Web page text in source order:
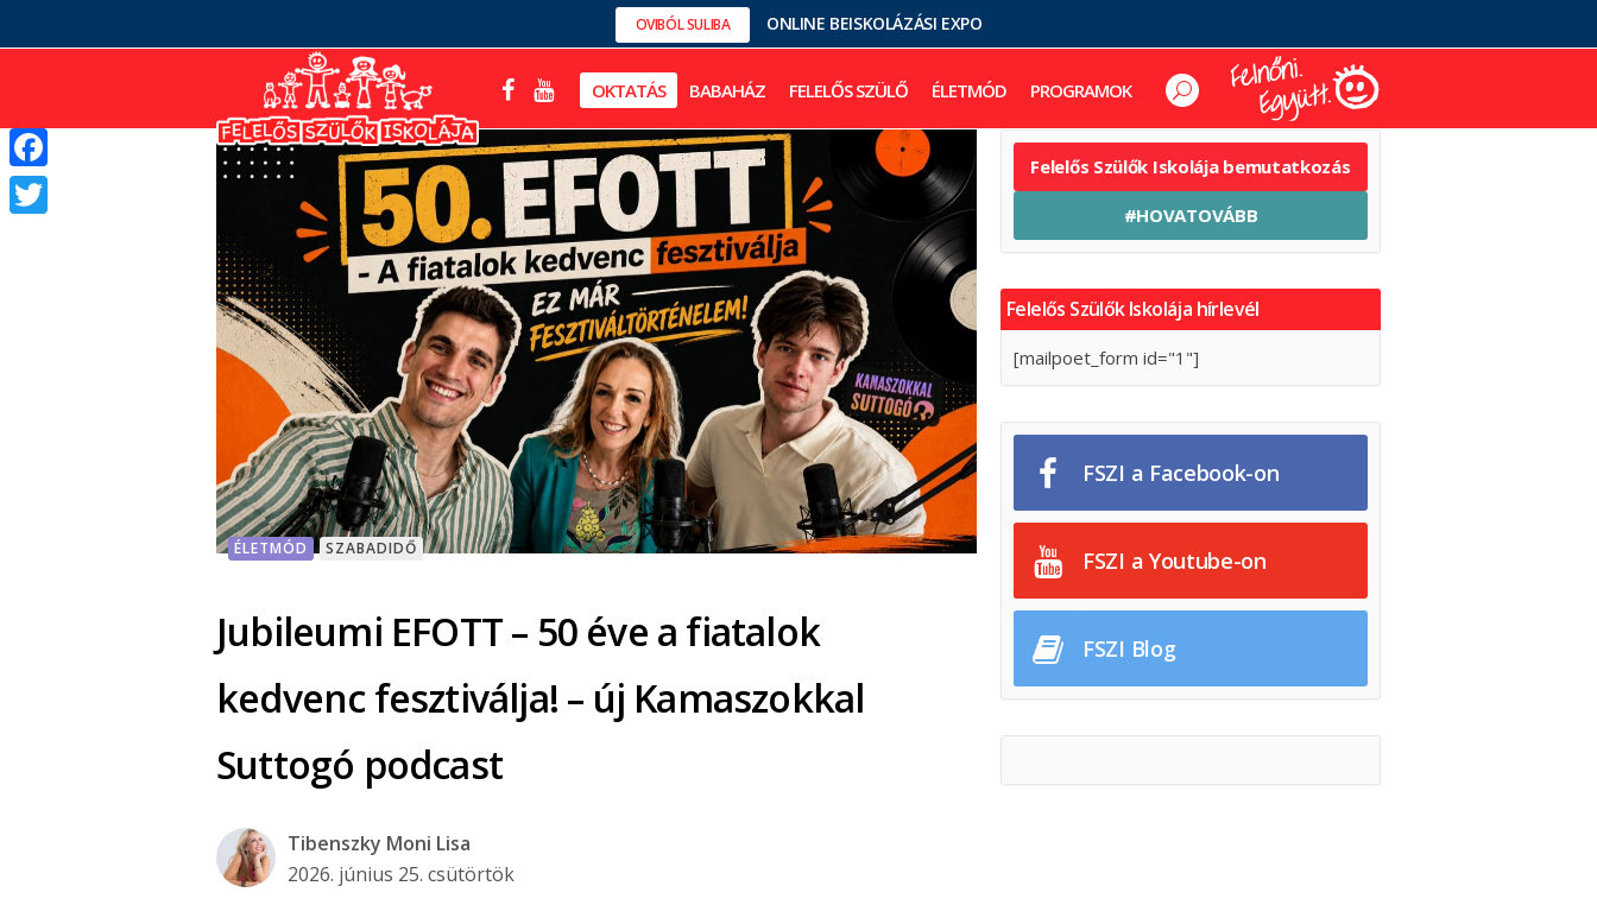
OVIBÓL SULIBA ONLINE BEISKOLÁZÁSI EXPO
OKTATÁS BABAHÁZ FELELŐS SZÜLŐ ÉLETMÓD PROGRAMOK
ÉLETMÓD SZABADIDŐ
Jubileumi EFOTT – 50 éve a fiatalok
kedvenc fesztiválja! – új Kamaszokkal
Suttogó podcast
Tibenszky Moni Lisa
2026. június 25. csütörtök
Felelős Szülők Iskolája bemutatkozás
#HOVATOVÁBB
Felelős Szülők Iskolája hírlevél
[mailpoet_form id="1"]
FSZI a Facebook-on
FSZI a Youtube-on
FSZI Blog
Facebook